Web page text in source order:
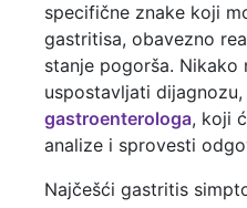
specifične znake koji
gastritisa, obavezno
stanje pogorša. Nikako
uspostavljati dijagnozu,
gastroenterologa, koji
analize i sprovesti
Najčešći gastritis